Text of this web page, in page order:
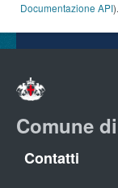
Documentazione API).
Comune
Contatti